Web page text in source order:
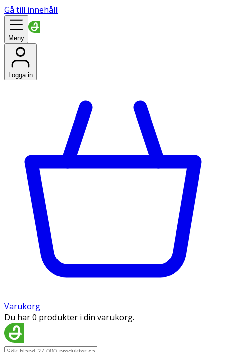
Gå till innehåll
Meny
Logga in
Varukorg
Du har 0 produkter i din varukorg.